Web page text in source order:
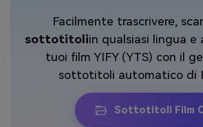
Facilmente trascrivere,
sottotitoliin qualsiasi lingua
tuoi film YIFY (YTS) con il
sottotitoli automatico di
Sottotitoli Film